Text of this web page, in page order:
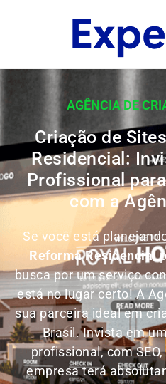
AGÊNCIA DE
Criação de
Residencial:
Profissional
com a
Se você está
Reforma Residencial
busca por um serviço
está no lugar certo! A
sua parceira ideal em
Brasil.Invista em
profissional, com
empresa terá